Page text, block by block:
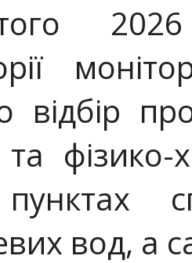
2026
відбір
та
вод, а